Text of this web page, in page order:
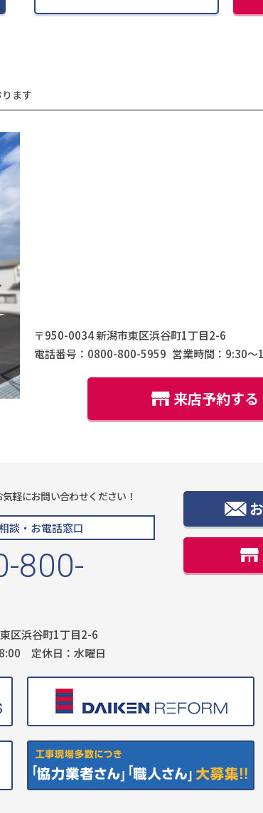
ます
〒950-0034 新潟市東区浜谷町1丁目2-6
電話番号：0800-800-5959 営業時間：9:30〜
来店予約する
軽にお問い合わせください！
談・お電話窓口
800-
区浜谷町1丁目2-6
定休日：水曜日